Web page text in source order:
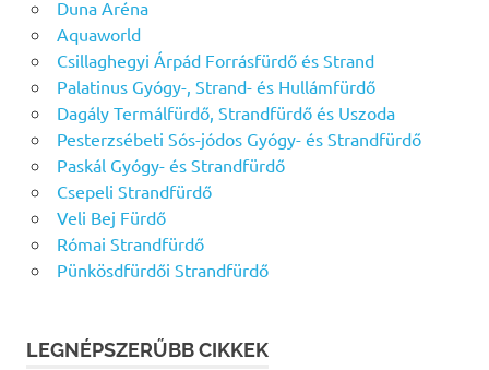
Duna Aréna
Aquaworld
Csillaghegyi Árpád Forrásfürdő és Strand
Palatinus Gyógy-, Strand- és Hullámfürdő
Dagály Termálfürdő, Strandfürdő és Uszoda
Pesterzsébeti Sós-jódos Gyógy- és Strandfürdő
Paskál Gyógy- és Strandfürdő
Csepeli Strandfürdő
Veli Bej Fürdő
Római Strandfürdő
Pünkösdfürdői Strandfürdő
LEGNÉPSZERŰBB CIKKEK